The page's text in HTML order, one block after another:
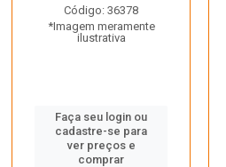
Código: 36378
*Imagem meramente
ilustrativa
Faça seu login ou
cadastre-se para
ver preços e
comprar